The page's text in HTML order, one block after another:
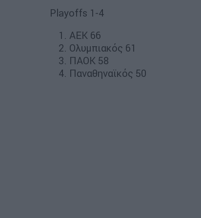
Playoffs 1-4
ΑΕΚ 66
Ολυμπιακός 61
ΠΑΟΚ 58
Παναθηναϊκός 50